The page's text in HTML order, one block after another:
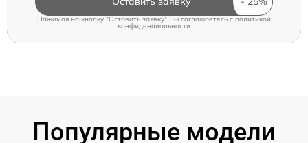
Нажимая на кнопку "Оставить заявку" Вы соглашаетесь cполитикой
конфиденциальности
Популярные модели